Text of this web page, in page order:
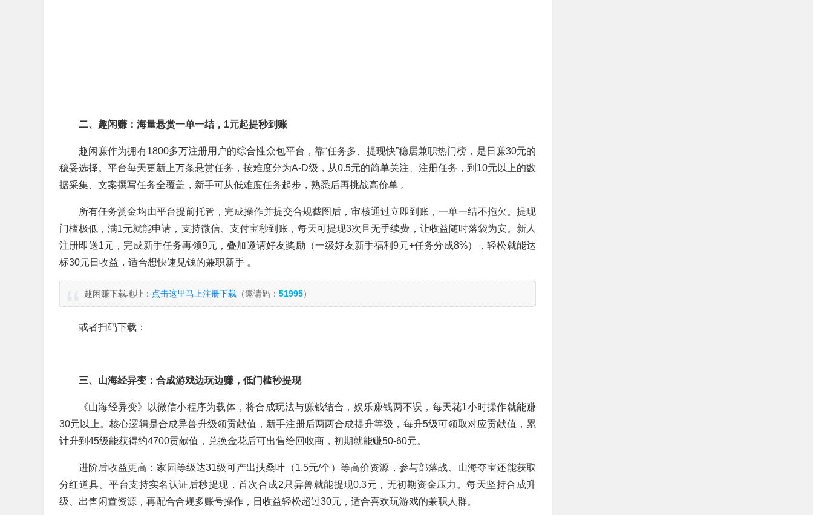
二、趣闲赚：海量悬赏一单一结，1元起提秒到账
趣闲赚作为拥有1800多万注册用户的综合性众包平台，靠“任务多、提现快”稳居兼职热门榜，是日赚30元的
稳妥选择。平台每天更新上万条悬赏任务，按难度分为A-D级，从0.5元的简单关注、注册任务，到10元以上的数
据采集、文案撰写任务全覆盖，新手可从低难度任务起步，熟悉后再挑战高价单 。
所有任务赏金均由平台提前托管，完成操作并提交合规截图后，审核通过立即到账，一单一结不拖欠。提现
门槛极低，满1元就能申请，支持微信、支付宝秒到账，每天可提现3次且无手续费，让收益随时落袋为安。新人
注册即送1元，完成新手任务再领9元，叠加邀请好友奖励（一级好友新手福利9元+任务分成8%），轻松就能达
标30元日收益，适合想快速见钱的兼职新手 。
趣闲赚下载地址： 点击这里马上注册下载 （邀请码： 51995）
或者扫码下载：
三、山海经异变：合成游戏边玩边赚，低门槛秒提现
《山海经异变》以微信小程序为载体，将合成玩法与赚钱结合，娱乐赚钱两不误，每天花1小时操作就能赚
30元以上。核心逻辑是合成异兽升级领贡献值，新手注册后两两合成提升等级，每升5级可领取对应贡献值，累
计升到45级能获得约4700贡献值，兑换金花后可出售给回收商，初期就能赚50-60元。
进阶后收益更高：家园等级达31级可产出扶桑叶（1.5元/个）等高价资源，参与部落战、山海夺宝还能获取
分红道具。平台支持实名认证后秒提现，首次合成2只异兽就能提现0.3元，无初期资金压力。每天坚持合成升
级、出售闲置资源，再配合合规多账号操作，日收益轻松超过30元，适合喜欢玩游戏的兼职人群。